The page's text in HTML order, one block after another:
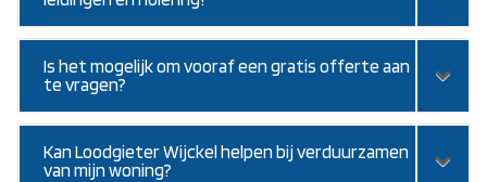
Is het mogelijk om vooraf een gratis offerte aan
te vragen?
Kan Loodgieter Wijckel helpen bij verduurzamen
van mijn woning?